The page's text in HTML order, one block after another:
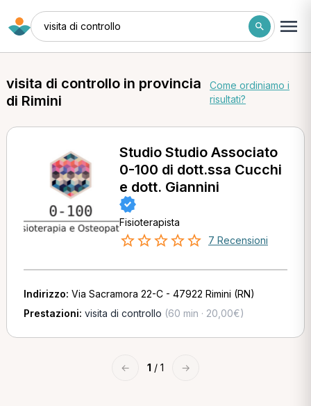
visita di controllo
visita di controllo in provincia
di Rimini
Come ordiniamo i
risultati?
Studio Studio Associato
0-100 di dott.ssa Cucchi
e dott. Giannini
Fisioterapista
7 Recensioni
Indirizzo: Via Sacramora 22-C - 47922 Rimini (RN)
Prestazioni: visita di controllo (60 min · 20,00€)
← 1 / 1 →